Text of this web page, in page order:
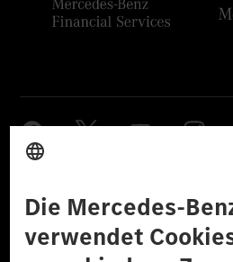
Datenschutz Lizenzhinweise Dritter